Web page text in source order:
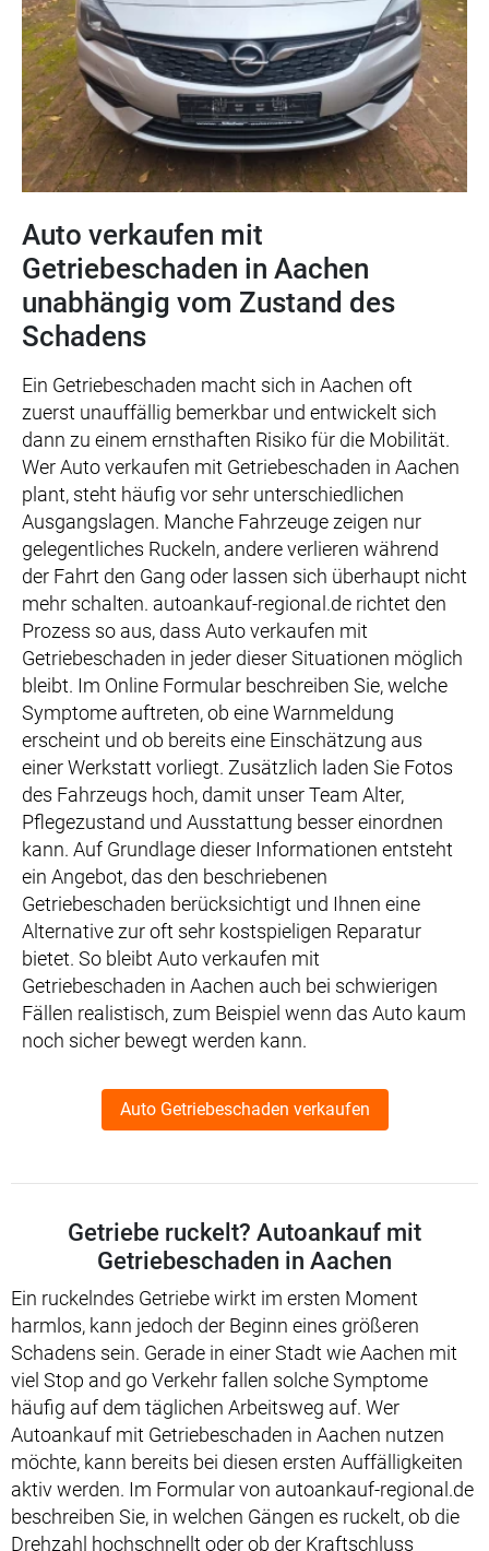
Auto verkaufen mit
Getriebeschaden in Aachen
unabhängig vom Zustand des
Schadens
Ein Getriebeschaden macht sich in Aachen oft
zuerst unauffällig bemerkbar und entwickelt sich
dann zu einem ernsthaften Risiko für die Mobilität.
Wer Auto verkaufen mit Getriebeschaden in Aachen
plant, steht häufig vor sehr unterschiedlichen
Ausgangslagen. Manche Fahrzeuge zeigen nur
gelegentliches Ruckeln, andere verlieren während
der Fahrt den Gang oder lassen sich überhaupt nicht
mehr schalten. autoankauf-regional.de richtet den
Prozess so aus, dass Auto verkaufen mit
Getriebeschaden in jeder dieser Situationen möglich
bleibt. Im Online Formular beschreiben Sie, welche
Symptome auftreten, ob eine Warnmeldung
erscheint und ob bereits eine Einschätzung aus
einer Werkstatt vorliegt. Zusätzlich laden Sie Fotos
des Fahrzeugs hoch, damit unser Team Alter,
Pflegezustand und Ausstattung besser einordnen
kann. Auf Grundlage dieser Informationen entsteht
ein Angebot, das den beschriebenen
Getriebeschaden berücksichtigt und Ihnen eine
Alternative zur oft sehr kostspieligen Reparatur
bietet. So bleibt Auto verkaufen mit
Getriebeschaden in Aachen auch bei schwierigen
Fällen realistisch, zum Beispiel wenn das Auto kaum
noch sicher bewegt werden kann.
Auto Getriebeschaden verkaufen
Getriebe ruckelt? Autoankauf mit
Getriebeschaden in Aachen
Ein ruckelndes Getriebe wirkt im ersten Moment
harmlos, kann jedoch der Beginn eines größeren
Schadens sein. Gerade in einer Stadt wie Aachen mit
viel Stop and go Verkehr fallen solche Symptome
häufig auf dem täglichen Arbeitsweg auf. Wer
Autoankauf mit Getriebeschaden in Aachen nutzen
möchte, kann bereits bei diesen ersten Auffälligkeiten
aktiv werden. Im Formular von autoankauf-regional.de
beschreiben Sie, in welchen Gängen es ruckelt, ob die
Drehzahl hochschnellt oder ob der Kraftschluss